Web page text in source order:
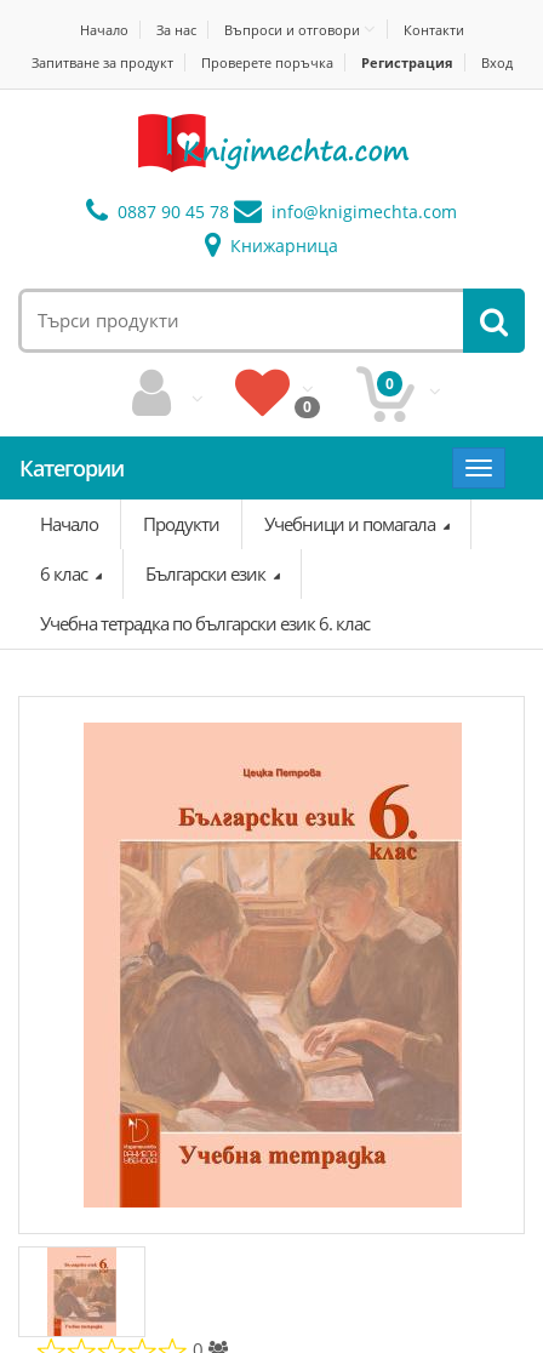
Начало За нас Въпроси и отговори
Контакти
Запитване за продукт
Проверете поръчка Регистрация Вход
0887 90 45 78 info@knigimechta.com
Книжарница
0
0
Категории
Toggle
Начало
Продукти Учебници и помагала
6 клас Български език
Учебна тетрадка по български език 6. клас